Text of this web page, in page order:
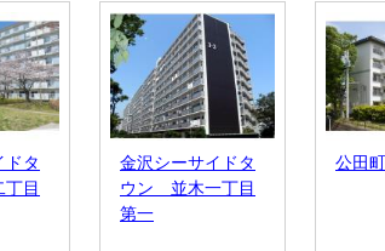
ドタ
目
金沢シーサイドタ
ウン 並木一丁目
第一
公田町